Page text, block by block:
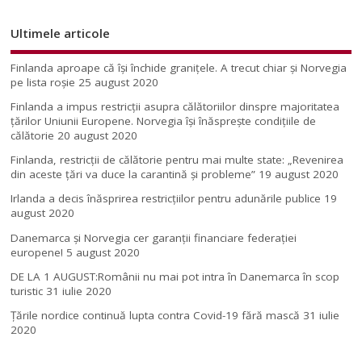
Ultimele articole
Finlanda aproape că își închide granițele. A trecut chiar și Norvegia
pe lista roșie 25 august 2020
Finlanda a impus restricţii asupra călătoriilor dinspre majoritatea
ţărilor Uniunii Europene. Norvegia își înăsprește condițiile de
călătorie 20 august 2020
Finlanda, restricţii de călătorie pentru mai multe state: „Revenirea
din aceste ţări va duce la carantină şi probleme” 19 august 2020
Irlanda a decis înăsprirea restricțiilor pentru adunările publice 19
august 2020
Danemarca și Norvegia cer garanții financiare federației
europene! 5 august 2020
DE LA 1 AUGUST:Românii nu mai pot intra în Danemarca în scop
turistic 31 iulie 2020
Țările nordice continuă lupta contra Covid-19 fără mască 31 iulie
2020